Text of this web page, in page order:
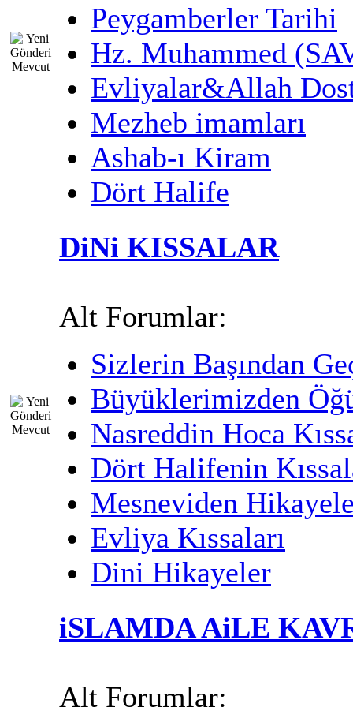
Peygamberler Tarihi
Hz. Muhammed
Evliyalar&Allah
Mezheb imamları
Ashab-ı Kiram
Dört Halife
DiNi KISSALAR
Alt Forumlar:
Sizlerin Başından
Büyüklerimizden
Nasreddin Hoca
Dört Halifenin
Mesneviden
Evliya Kıssaları
Dini Hikayeler
iSLAMDA AiLE
Alt Forumlar: